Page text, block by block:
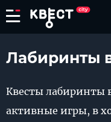
Лабиринты
Квесты лабиринты
активные игры, в